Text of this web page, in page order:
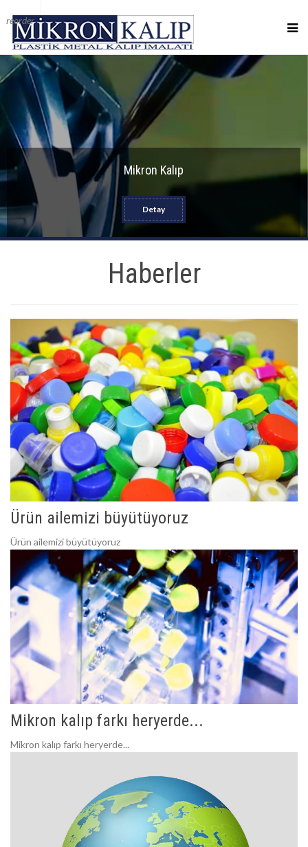
reorder
Mikron Kalıp
Detay
Haberler
Ürün ailemizi büyütüyoruz
Ürün ailemizi büyütüyoruz
Mikron kalıp farkı heryerde...
Mikron kalıp farkı heryerde...